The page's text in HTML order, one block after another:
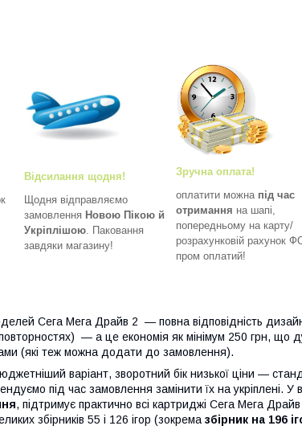
Відсилання щодня!
Щодня відправляємо
замовлення Новою Пікою й
Укріплішою. Паковання
завдяки магазину!
Зручна оплата!
оплатити можна під час
отримання на шапі,
попередньому на карту/
розрахунковій рахунок
пром оплатий!
Сега Мега Драйв 2 — повна відповідність
— а це економія як мінімум 250 грн, що
(які теж можна додати до замовлення).
варіант, зворотний бік низької ціни —
під час замовлення замінити їх на укріплені.
, підтримує практично всі картриджі Сега Мега
збірників 55 і 126 ігор (зокрема збірник на 196